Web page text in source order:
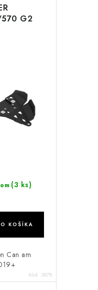
G2
(3 ks)
KOŠÍKA
Can am
Kód: 3878